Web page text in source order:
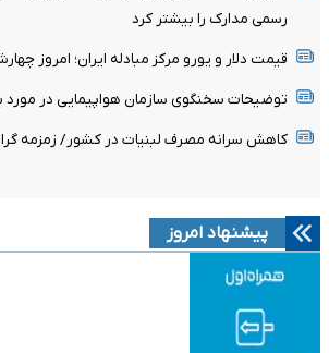
رسمی مدارک را بیشتر کرد
قیمت دلار و یورو مرکز مبادله ایران؛ امروز چهارشنبه ۱۴
توضیحات سخنگوی سازمان هواپیمایی در مورد بلیت ۲۱ میلیون
کاهش سرانه مصرف لبنیات در کشور/ زمزمه
پیشنهاد امروز